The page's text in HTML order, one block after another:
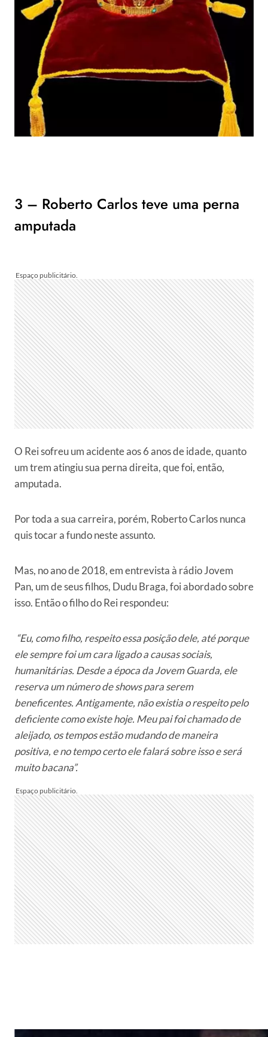
3 – Roberto Carlos teve uma perna
amputada
O Rei sofreu um acidente aos 6 anos de idade, quanto
um trem atingiu sua perna direita, que foi, então,
amputada.
Por toda a sua carreira, porém, Roberto Carlos nunca
quis tocar a fundo neste assunto.
Mas, no ano de 2018, em entrevista à rádio Jovem
Pan, um de seus filhos, Dudu Braga, foi abordado sobre
isso. Então o filho do Rei respondeu:
“Eu, como filho, respeito essa posição dele, até porque
ele sempre foi um cara ligado a causas sociais,
humanitárias. Desde a época da Jovem Guarda, ele
reserva um número de shows para serem
beneficentes. Antigamente, não existia o respeito pelo
deficiente como existe hoje. Meu pai foi chamado de
aleijado, os tempos estão mudando de maneira
positiva, e no tempo certo ele falará sobre isso e será
muito bacana”.